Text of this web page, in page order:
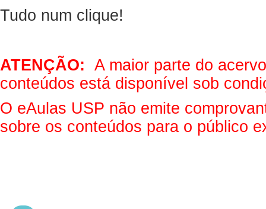
Tudo num clique!
ATENÇÃO: A maior parte do
conteúdos está disponível sob
O eAulas USP não emite
sobre os conteúdos para o público